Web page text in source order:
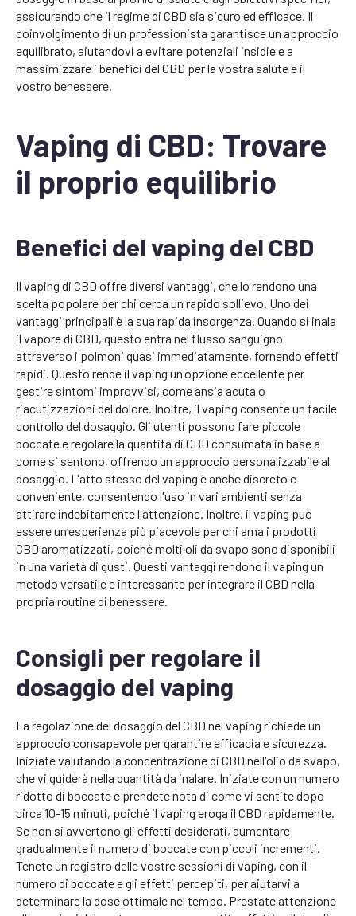
assicurando che il regime di CBD sia sicuro ed efficace. Il
coinvolgimento di un professionista garantisce un approccio
equilibrato, aiutandovi a evitare potenziali insidie e a
massimizzare i benefici del CBD per la vostra salute e il
vostro benessere.
Vaping di CBD: Trovare
il proprio equilibrio
Benefici del vaping del CBD
Il vaping di CBD offre diversi vantaggi, che lo rendono una
scelta popolare per chi cerca un rapido sollievo. Uno dei
vantaggi principali è la sua rapida insorgenza. Quando si inala
il vapore di CBD, questo entra nel flusso sanguigno
attraverso i polmoni quasi immediatamente, fornendo effetti
rapidi. Questo rende il vaping un'opzione eccellente per
gestire sintomi improvvisi, come ansia acuta o
riacutizzazioni del dolore. Inoltre, il vaping consente un facile
controllo del dosaggio. Gli utenti possono fare piccole
boccate e regolare la quantità di CBD consumata in base a
come si sentono, offrendo un approccio personalizzabile al
dosaggio. L'atto stesso del vaping è anche discreto e
conveniente, consentendo l'uso in vari ambienti senza
attirare indebitamente l'attenzione. Inoltre, il vaping può
essere un'esperienza più piacevole per chi ama i prodotti
CBD aromatizzati, poiché molti oli da svapo sono disponibili
in una varietà di gusti. Questi vantaggi rendono il vaping un
metodo versatile e interessante per integrare il CBD nella
propria routine di benessere.
Consigli per regolare il
dosaggio del vaping
La regolazione del dosaggio del CBD nel vaping richiede un
approccio consapevole per garantire efficacia e sicurezza.
Iniziate valutando la concentrazione di CBD nell'olio da svapo,
che vi guiderà nella quantità da inalare. Iniziate con un numero
ridotto di boccate e prendete nota di come vi sentite dopo
circa 10-15 minuti, poiché il vaping eroga il CBD rapidamente.
Se non si avvertono gli effetti desiderati, aumentare
gradualmente il numero di boccate con piccoli incrementi.
Tenete un registro delle vostre sessioni di vaping, con il
numero di boccate e gli effetti percepiti, per aiutarvi a
determinare la dose ottimale nel tempo. Prestate attenzione